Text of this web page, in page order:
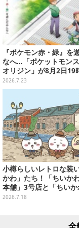
『ポケモン赤・緑』を
なへ…「ポケットモン
オリジン」が8月2日19
2・日曜アニメ劇場で放
2026.7.23
小樽らしいレトロな装
かわ」たち！「ちいか
本舗」3号店と「ちい
カステラ」がいよいよオ
2026.7.18
全